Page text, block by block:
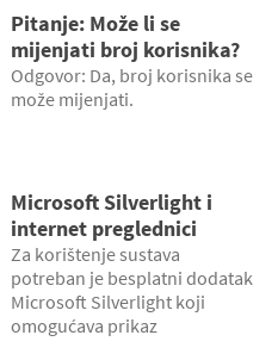
Vaš jezik, postoji mogućnost
prevođenja aplikacije na
željeni jezik.
Pitanje: Može li se
mijenjati broj korisnika?
Odgovor: Da, broj korisnika se
može mijenjati.
Microsoft Silverlight i
internet preglednici
Za korištenje sustava
potreban je besplatni dodatak
Microsoft Silverlight koji
omogućava prikaz